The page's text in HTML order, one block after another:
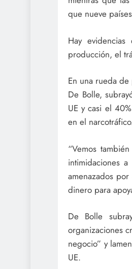
que nueve
Hay
producción, el
En una rueda
De Bolle,
UE y casi el
en el
“Vemos
intimidaciones
amenazados
dinero para
De Bolle
organizaciones
negocio” y
UE.